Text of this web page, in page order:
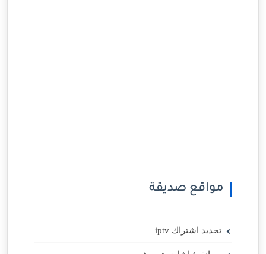
مواقع صديقة
تجديد اشتراك iptv